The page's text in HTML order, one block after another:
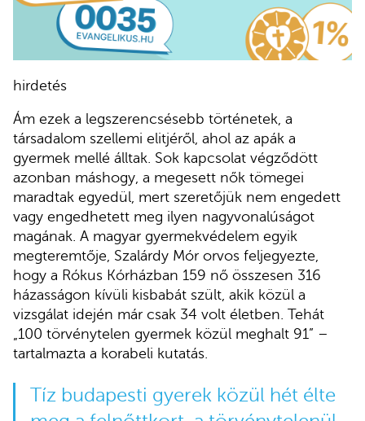
hirdetés
Ám ezek a legszerencsésebb történetek, a
társadalom szellemi elitjéről, ahol az apák a
gyermek mellé álltak. Sok kapcsolat végződött
azonban máshogy, a megesett nők tömegei
maradtak egyedül, mert szeretőjük nem engedett
vagy engedhetett meg ilyen nagyvonalúságot
magának. A magyar gyermekvédelem egyik
megteremtője, Szalárdy Mór orvos feljegyezte,
hogy a Rókus Kórházban 159 nő összesen 316
házasságon kívüli kisbabát szült, akik közül a
vizsgálat idején már csak 34 volt életben. Tehát
„100 törvénytelen gyermek közül meghalt 91” –
tartalmazta a korabeli kutatás.
Tíz budapesti gyerek közül hét élte